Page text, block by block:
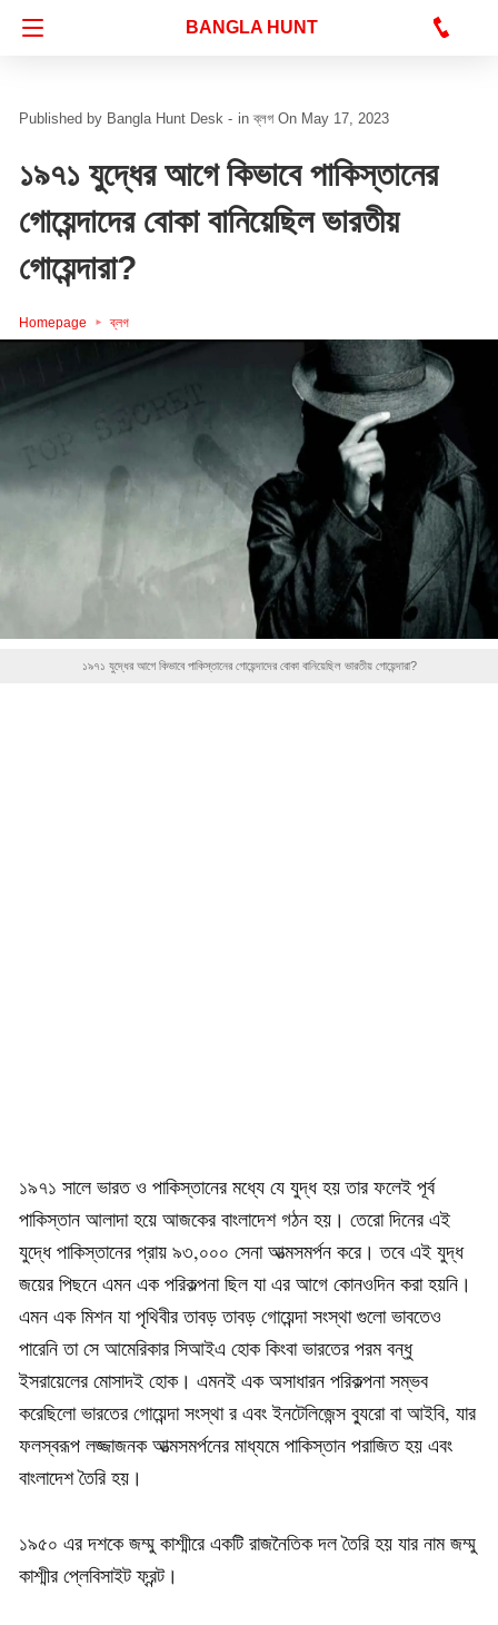
BANGLA HUNT
Bangla Hunt Desk - in ব্লগ On May 17, 2023
১৯৭১ যুদ্ধের আগে কিভাবে পাকিস্তানের
গোয়েন্দাদের বোকা বানিয়েছিল ভারতীয়
গোয়েন্দারা?
Homepage ব্লগ
১৯৭১ যুদ্ধের আগে কিভাবে পাকিস্তানের গোয়েন্দাদের বোকা বানিয়েছিল ভারতীয় গোয়েন্দারা?
১৯৭১ সালে ভারত ও পাকিস্তানের মধ্যে যে যুদ্ধ হয় তার ফলেই পূর্ব
পাকিস্তান আলাদা হয়ে আজকের বাংলাদেশ গঠন হয়। তেরো দিনের এই
যুদ্ধে পাকিস্তানের প্রায় ৯৩,০০০ সেনা আত্মসমর্পন করে। তবে এই যুদ্ধ
জয়ের পিছনে এমন এক পরিকল্পনা ছিল যা এর আগে কোনওদিন করা হয়নি।
এমন এক মিশন যা পৃথিবীর তাবড় তাবড় গোয়েন্দা সংস্থা গুলো ভাবতেও
পারেনি তা সে আমেরিকার সিআইএ হোক কিংবা ভারতের পরম বন্ধু
ইসরায়েলের মোসাদই হোক। এমনই এক অসাধারন পরিকল্পনা সম্ভব
করেছিলো ভারতের গোয়েন্দা সংস্থা র এবং ইনটেলিজেন্স ব্যুরো বা আইবি, যার
ফলস্বরূপ লজ্জাজনক আত্মসমর্পনের মাধ্যমে পাকিস্তান পরাজিত হয় এবং
বাংলাদেশ তৈরি হয়।
১৯৫০ এর দশকে জম্মু কাশ্মীরে একটি রাজনৈতিক দল তৈরি হয় যার নাম জম্মু
কাশ্মীর প্লেবিসাইট ফ্রন্ট।